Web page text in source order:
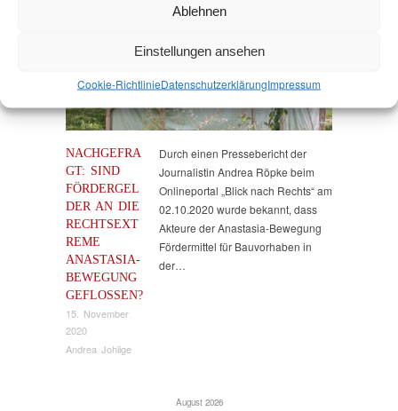
Ablehnen
Einstellungen ansehen
Cookie-RichtlinieDatenschutz­erklärungImpressum
Startseite /dpa
NACHGEFRA
GT: SIND
FÖRDERGEL
DER AN DIE
RECHTSEXT
REME
ANASTASIA-
BEWEGUNG
GEFLOSSEN?
15. November
2020
Andrea Johlige
Anfragen,Antifa,Artikel
Durch einen Pressebericht der
Journalistin Andrea Röpke beim
Onlineportal „Blick nach Rechts“ am
02.10.2020 wurde bekannt, dass
Akteure der Anastasia-Bewegung
Fördermittel für Bauvorhaben in
der…
August 2026